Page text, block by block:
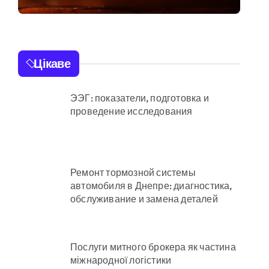
Державної служби зайнятості
бетонних укриттів
на понад 1,5 ГВт потужностей
атак
фрукти
пів мільйона
«Вербне»
Цікаве
ЭЭГ: показатели, подготовка и
проведение исследования
Ремонт тормозной системы
автомобиля в Днепре: диагностика,
обслуживание и замена деталей
Послуги митного брокера як частина
міжнародної логістики